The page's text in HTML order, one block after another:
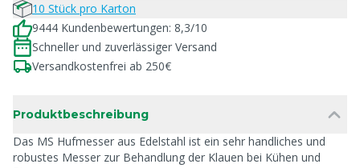
10 Stück pro Karton
9444 Kundenbewertungen: 8,3/10
Schneller und zuverlässiger Versand
Versandkostenfrei ab 250€
Produktbeschreibung
Das MS Hufmesser aus Edelstahl ist ein sehr handliches und
robustes Messer zur Behandlung der Klauen bei Kühen und